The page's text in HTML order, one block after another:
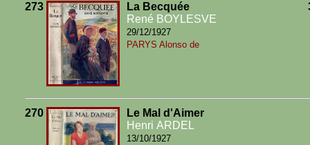
273
La Becquée
René BOYLESVE
29/12/1927
PARYS Alonso de
270
Le Mal d'Aimer
Henri ARDEL
13/10/1927